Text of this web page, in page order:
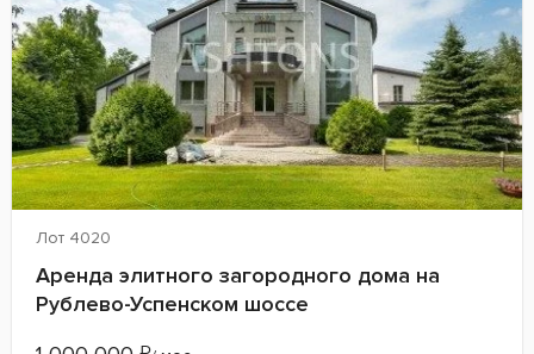
Лот 4020
Аренда элитного загородного дома на
Рублево-Успенском шоссе